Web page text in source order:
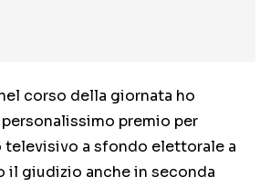
corso della giornata ho
premio per
televisivo a sfondo elettorale a
il giudizio anche in seconda